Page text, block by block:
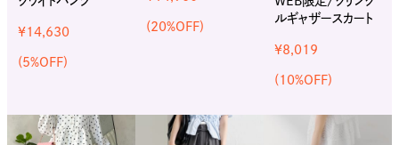
¥14,630
(5%OFF)
(20%OFF)
ルギャザースカート
¥8,019
(10%OFF)